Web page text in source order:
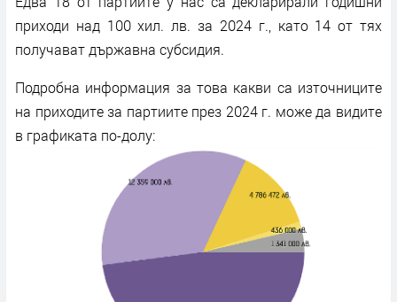
приходи над 100 хил. лв. за 2024 г., като 14 от тях
получават държавна субсидия.
Подробна информация за това какви са източниците
на приходите за партиите през 2024 г. може да видите
в графиката по-долу: